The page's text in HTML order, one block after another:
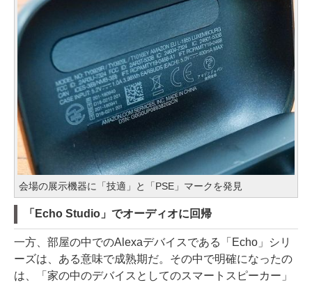
会場の展示機器に「技適」と「PSE」マークを発見
「Echo Studio」でオーディオに回帰
一方、部屋の中でのAlexaデバイスである「Echo」シリ
ーズは、ある意味で成熟期だ。その中で明確になったの
は、「家の中のデバイスとしてのスマートスピーカー」